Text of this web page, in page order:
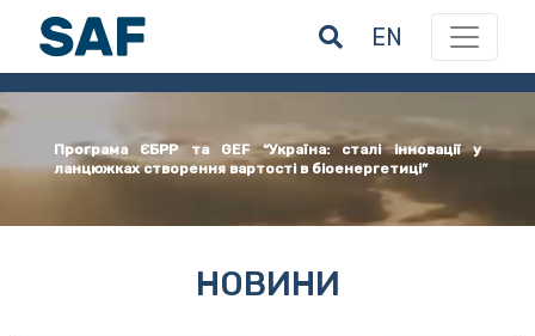
EN
Програма ЄБРР та GEF “Україна: сталі інновації у
ланцюжках створення вартості в біоенергетиці”
НОВИНИ